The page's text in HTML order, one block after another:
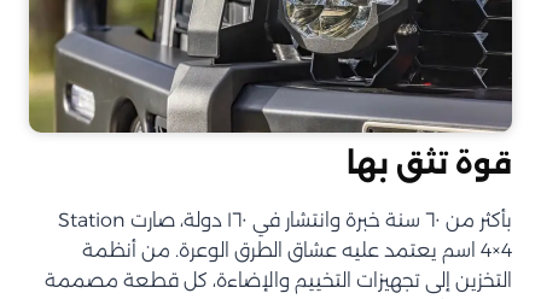
قوة تثق بها
بأكثر من ٦٠ سنة خبرة وانتشار في ١٦٠ دولة، صارت Station
4×4 اسم يعتمد عليه عشاق الطرق الوعرة. من أنظمة
التخزين إلى تجهيزات التخييم والإضاءة، كل قطعة مصممة